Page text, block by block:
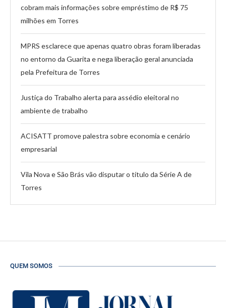
cobram mais informações sobre empréstimo de R$ 75
milhões em Torres
MPRS esclarece que apenas quatro obras foram liberadas
no entorno da Guarita e nega liberação geral anunciada
pela Prefeitura de Torres
Justiça do Trabalho alerta para assédio eleitoral no
ambiente de trabalho
ACISATT promove palestra sobre economia e cenário
empresarial
Vila Nova e São Brás vão disputar o título da Série A de
Torres
QUEM SOMOS